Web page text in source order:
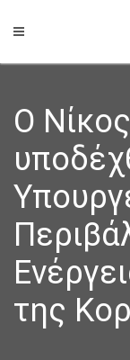
Ο
της